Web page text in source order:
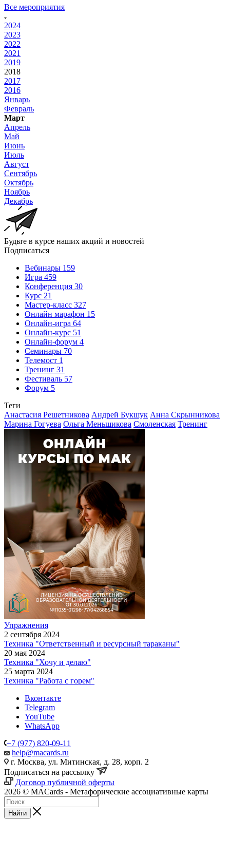
Все мероприятия
2024
2023
2022
2021
2019
2018
2017
2016
Январь
Февраль
Март
Апрель
Май
Июнь
Июль
Август
Сентябрь
Октябрь
Ноябрь
Декабрь
Будьте в курсе наших акций и новостей
Подписаться
Вебинары 159
Игра 459
Конференция 30
Курс 21
Мастер-класс 327
Онлайн марафон 15
Онлайн-игра 64
Онлайн-курс 51
Онлайн-форум 4
Семинары 70
Телемост 1
Тренинг 31
Фестиваль 57
Форум 5
Теги
Анастасия Решетникова Андрей Букшук Анна Скрынникова
Марина Гогуева Ольга Меньшикова Смоленская Тренинг
Упражнения
2 сентября 2024
Техника "Ответственный и ресурсный тараканы"
20 мая 2024
Техника "Хочу и делаю"
25 марта 2024
Техника "Работа с горем"
Вконтакте
Telegram
YouTube
WhatsApp
+7 (977) 820-09-11
help@macards.ru
г. Москва, ул. Митинская, д. 28, корп. 2
Подписаться на рассылку
Договор публичной оферты
2026 © MACards - Метафорические ассоциативные карты
Найти